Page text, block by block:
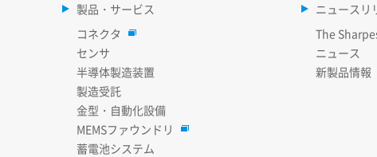
製品・サービス
コネクタ
センサ
半導体製造装置
製造受託
金型・自動化設備
MEMSファウンドリ
蓄電池システム
ニュースリ
The
ニュース
新製品情報